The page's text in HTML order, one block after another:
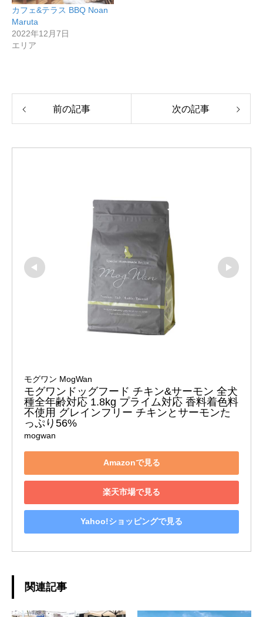
カフェ&テラス BBQ Noan
Maruta
2022年12月7日
エリア
前の記事 次の記事
モグワン MogWan
モグワンドッグフード チキン&サーモン 全犬
種全年齢対応 1.8kg プライム対応 香料着色料
不使用 グレインフリー チキンとサーモンた
っぷり56%
mogwan
Amazonで見る
楽天市場で見る
Yahoo!ショッピングで見る
関連記事